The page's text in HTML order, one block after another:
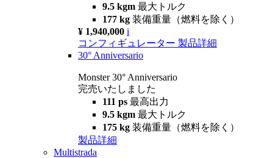
9.5 kgm 最大トルク
177 kg 装備重量（燃料を除く）
¥ 1,940,000 i
コンフィギュレーター 製品詳細
30° Anniversario
Monster 30° Anniversario
完売いたしました
111 ps 最高出力
9.5 kgm 最大トルク
175 kg 装備重量（燃料を除く）
製品詳細
Multistrada